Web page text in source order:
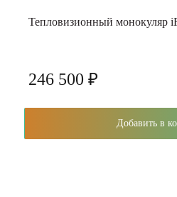
Тепловизионный монокуляр
246 500 ₽
Добавить в